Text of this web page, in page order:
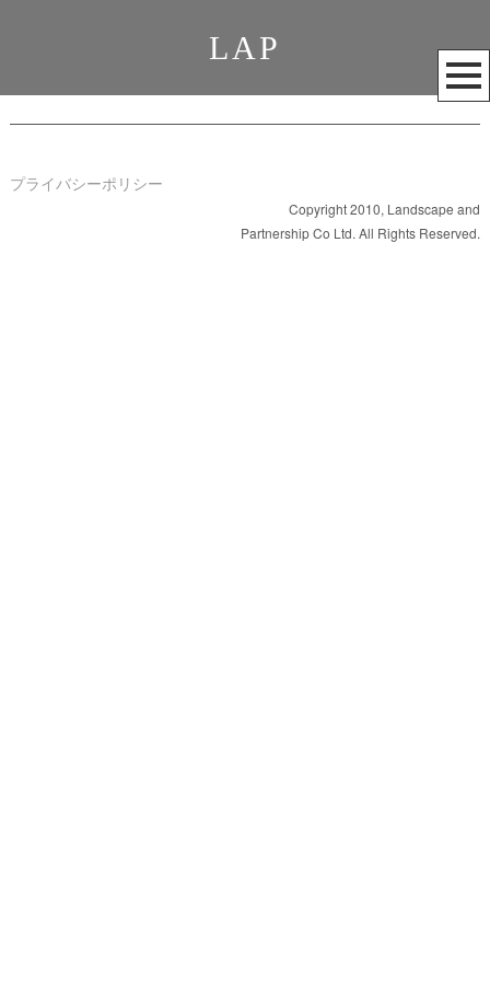
LAP
メ
ニ
ュ
開
く
プライバシーポリシー
Copyright 2010, Landscape and
Partnership Co Ltd. All Rights Reserved.